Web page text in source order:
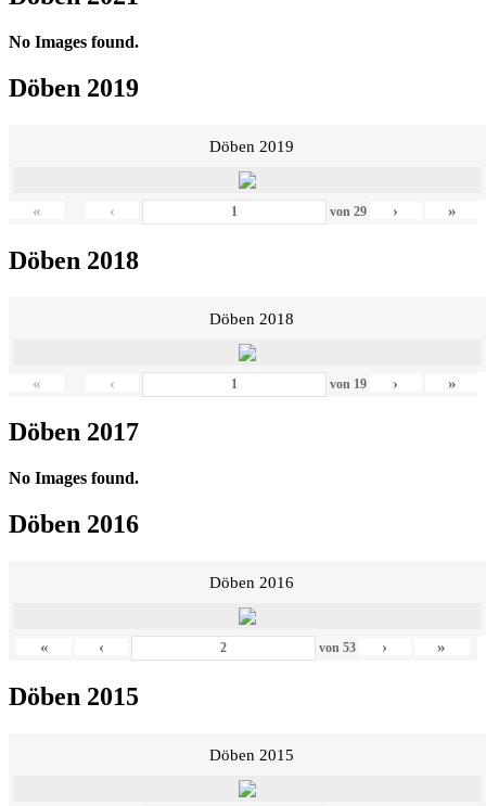
No Images found.
Döben 2019
Döben 2019
« ‹ von 29 › »
Döben 2018
Döben 2018
« ‹ von 19 › »
Döben 2017
No Images found.
Döben 2016
Döben 2016
« ‹ von 53 › »
Döben 2015
Döben 2015